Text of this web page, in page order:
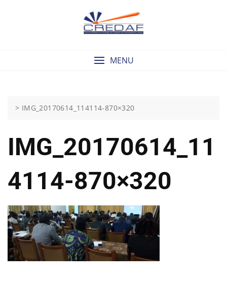
MENU
> IMG_20170614_114114-870×320
IMG_20170614_11
4114-870×320